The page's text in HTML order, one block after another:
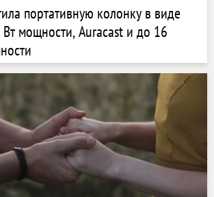
портативную колонку в виде
мощности, Auracast и до 16